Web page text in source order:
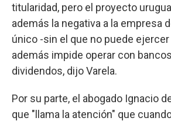
titularidad, pero el proyecto
además la negativa a la empresa
único -sin el que no puede
además impide operar con
dividendos, dijo Varela.
Por su parte, el abogado Ignacio
que "llama la atención" que